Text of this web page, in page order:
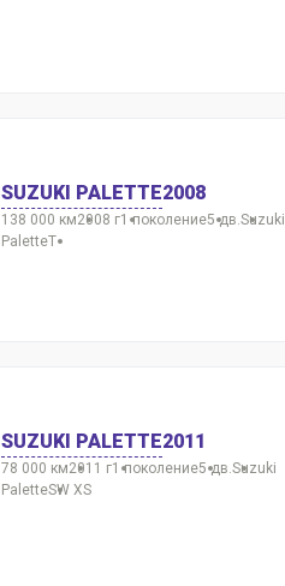
SUZUKI PALETTE2008
138 000 км2008 г1 поколение5 дв.Suzuki
PaletteT
SUZUKI PALETTE2011
78 000 км2011 г1 поколение5 дв.Suzuki
PaletteSW XS